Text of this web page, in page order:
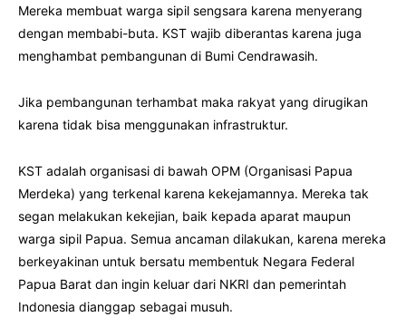
Mereka membuat warga sipil sengsara karena menyerang
dengan membabi-buta. KST wajib diberantas karena juga
menghambat pembangunan di Bumi Cendrawasih.
Jika pembangunan terhambat maka rakyat yang dirugikan
karena tidak bisa menggunakan infrastruktur.
KST adalah organisasi di bawah OPM (Organisasi Papua
Merdeka) yang terkenal karena kekejamannya. Mereka tak
segan melakukan kekejian, baik kepada aparat maupun
warga sipil Papua. Semua ancaman dilakukan, karena mereka
berkeyakinan untuk bersatu membentuk Negara Federal
Papua Barat dan ingin keluar dari NKRI dan pemerintah
Indonesia dianggap sebagai musuh.